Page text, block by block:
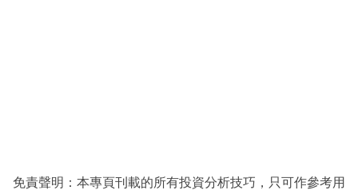
免責聲明：本專頁刊載的所有投資分析技巧，只可作參考用